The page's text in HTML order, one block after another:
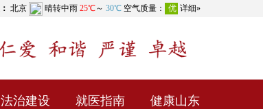
法治建设 就医指南 健康山东